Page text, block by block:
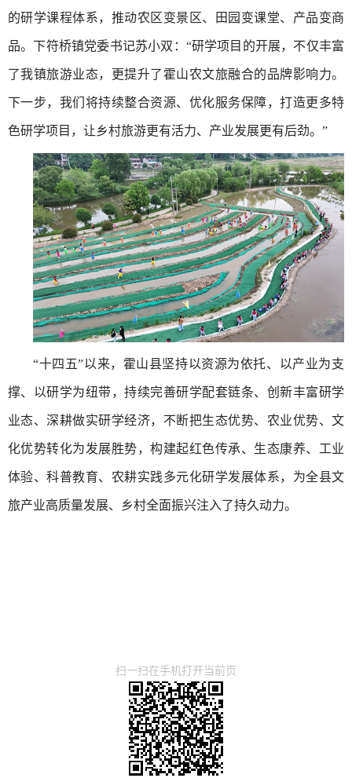
的研学课程体系，推动农区变景区、田园变课堂、产品变商
品。下符桥镇党委书记苏小双：“研学项目的开展，不仅丰富
了我镇旅游业态，更提升了霍山农文旅融合的品牌影响力。
下一步，我们将持续整合资源、优化服务保障，打造更多特
色研学项目，让乡村旅游更有活力、产业发展更有后劲。”
“十四五”以来，霍山县坚持以资源为依托、以产业为支
撑、以研学为纽带，持续完善研学配套链条、创新丰富研学
业态、深耕做实研学经济，不断把生态优势、农业优势、文
化优势转化为发展胜势，构建起红色传承、生态康养、工业
体验、科普教育、农耕实践多元化研学发展体系，为全县文
旅产业高质量发展、乡村全面振兴注入了持久动力。
扫一扫在手机打开当前页